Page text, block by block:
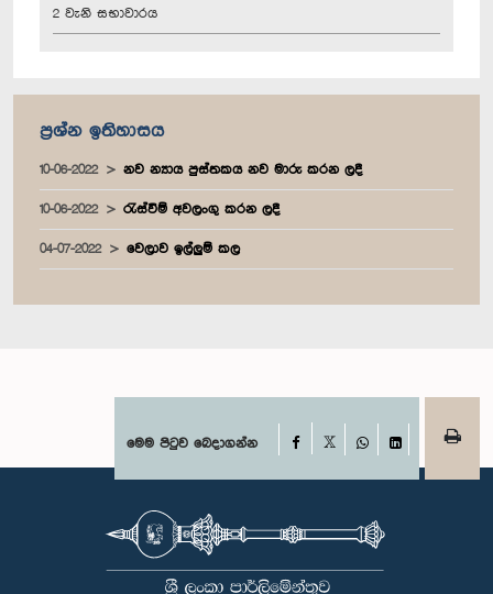
2 වැනි සභාවාරය
ප්‍රශ්න ඉතිහාසය
10-06-2022 නව න්‍යාය පුස්තකය නව මාරු කරන ලදී
10-06-2022 රැස්වීම් අවලංගු කරන ලදී
04-07-2022 වෙලාව ඉල්ලුම් කල
මෙම පිටුව බෙදාගන්න Facebook
WhatsAppLinkedIn